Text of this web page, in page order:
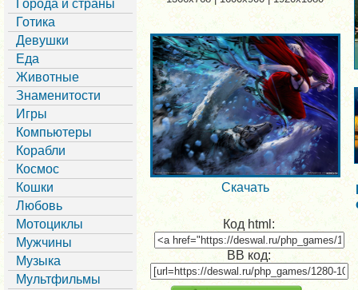
Города и страны
Готика
Девушки
Еда
Животные
Знаменитости
Игры
Компьютеры
Корабли
Космос
Кошки
Любовь
Мотоциклы
Мужчины
Музыка
Мультфильмы
Скачать
Код html:
BB код: